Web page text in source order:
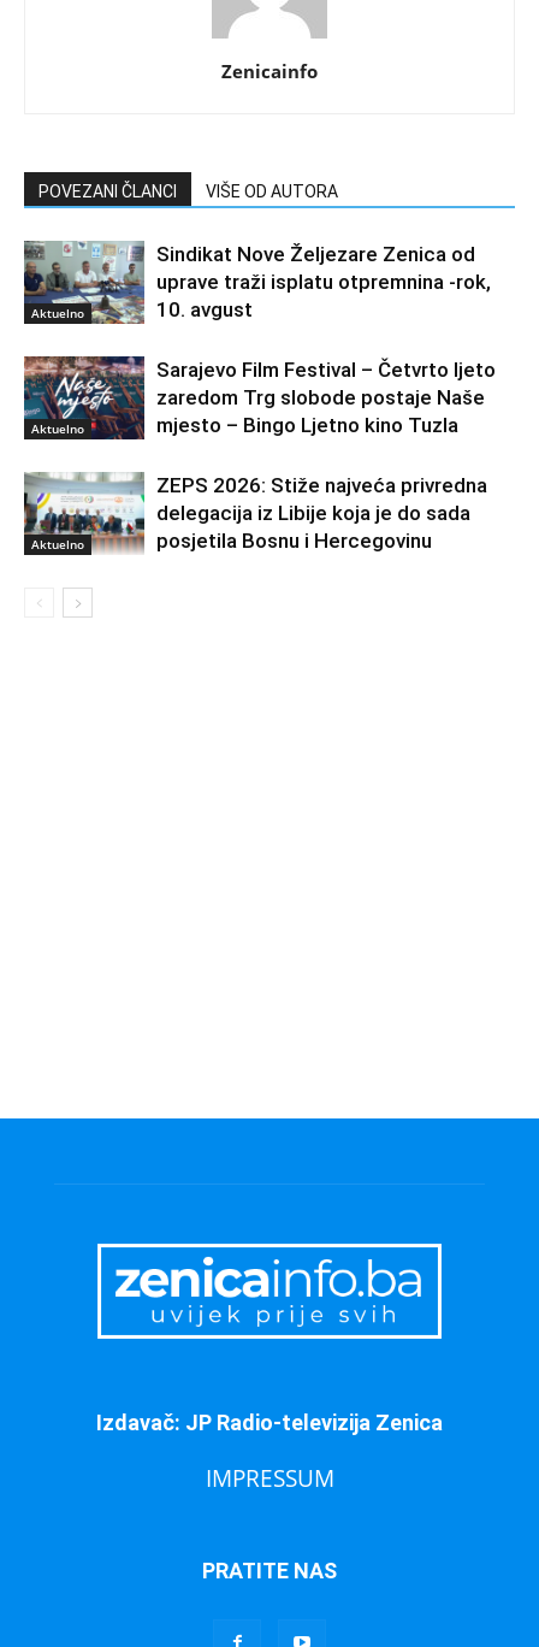
Zenicainfo
POVEZANI ČLANCI VIŠE OD AUTORA
Aktuelno
Sindikat Nove Željezare Zenica od
uprave traži isplatu otpremnina -rok,
10. avgust
Aktuelno
Sarajevo Film Festival – Četvrto ljeto
zaredom Trg slobode postaje Naše
mjesto – Bingo Ljetno kino Tuzla
Aktuelno
ZEPS 2026: Stiže najveća privredna
delegacija iz Libije koja je do sada
posjetila Bosnu i Hercegovinu
Izdavač: JP Radio-televizija Zenica
IMPRESSUM
PRATITE NAS